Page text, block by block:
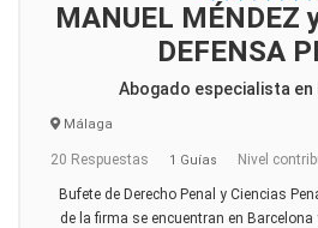
MANUEL MÉNDEZ
DEFENSA
Abogado especialista en
Málaga
20 Respuestas 1 Guías Nivel
Bufete de Derecho Penal y Ciencias
de la firma se encuentran en